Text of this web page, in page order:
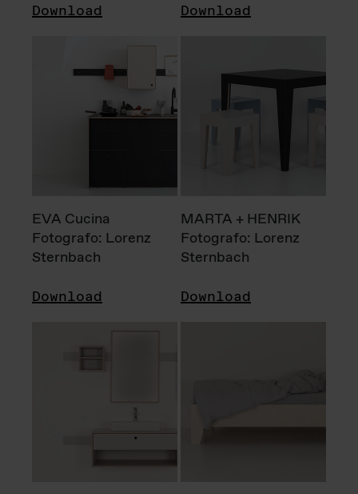
Download Download
EVA Cucina
Fotografo: Lorenz
Sternbach
Download
MARTA + HENRIK
Fotografo: Lorenz
Sternbach
Download